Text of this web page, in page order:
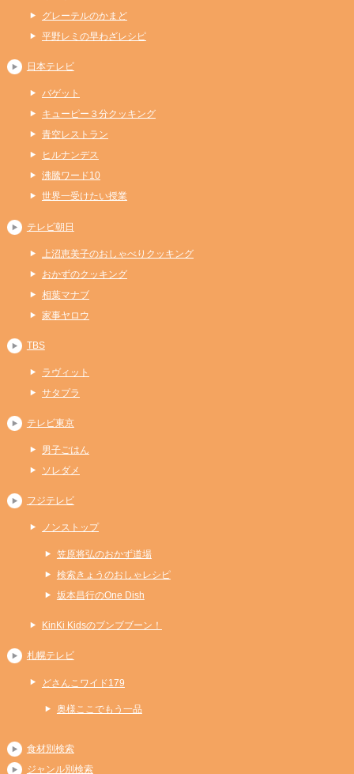
グレーテルのかまど
平野レミの早わざレシピ
日本テレビ
バゲット
キューピー３分クッキング
青空レストラン
ヒルナンデス
沸騰ワード10
世界一受けたい授業
テレビ朝日
上沼恵美子のおしゃべりクッキング
おかずのクッキング
相葉マナブ
家事ヤロウ
TBS
ラヴィット
サタプラ
テレビ東京
男子ごはん
ソレダメ
フジテレビ
ノンストップ
笠原将弘のおかず道場
検索きょうのおしゃレシピ
坂本昌行のOne Dish
KinKi Kidsのブンブブーン！
札幌テレビ
どさんこワイド179
奥様ここでもう一品
食材別検索
ジャンル別検索